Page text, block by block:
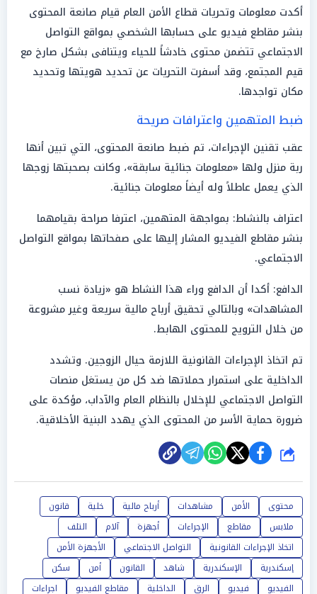
أكدت معلومات وتحريات قطاع الأمن العام قيام صانعة المحتوى
بنشر مقاطع فيديو على حسابها الشخصي بمواقع التواصل
الاجتماعي تتضمن محتوى خادشاً للحياء ويتنافى بشكل صارخ مع
قيم المجتمع، وقد أسفرت التحريات عن تحديد هويتها وتحديد
مكان تواجدها.
ضبط المتهمين واعترافات صريحة
عقب تقنين الإجراءات، تم ضبط صانعة المحتوى، التي تبين أنها
ربة منزل ولها «معلومات جنائية سابقة»، وكانت بصحبتها زوجها
الذي يعمل عاطلاً وله أيضاً معلومات جنائية.
اعتراف بالنشاط: بمواجهة المتهمين، اعترفا صراحة بقيامهما
بنشر مقاطع الفيديو المشار إليها على صفحاتها بمواقع التواصل
الاجتماعي.
الدافع: أكدا أن الدافع وراء هذا النشاط هو «زيادة نسب
المشاهدات» وبالتالي تحقيق أرباح مالية سريعة وغير مشروعة
من خلال الترويج للمحتوى الهابط.
تم اتخاذ الإجراءات القانونية اللازمة حيال الزوجين. وتشدد
الداخلية على استمرار حملاتها ضد كل من يستغل منصات
التواصل الاجتماعي للإخلال بالنظام العام والآداب، مؤكدة على
ضرورة حماية الأسر من المحتوى الذي يهدد البنية الأخلاقية.
شارك
محتوى الأمن مشاهدات أرباح مالية خلية
قانون
ملابس
مقاطع الإجراءات أجهزة آلام
التلف
اتخاذ الإجراءات القانونية
التواصل الاجتماعي
الأجهزة الأمن
إسكندرية
الإسكندرية شاهد القانون أمن
سكن
الفيديو
فيديو الرق الداخلية مقاطع الفيديو
اجراءات